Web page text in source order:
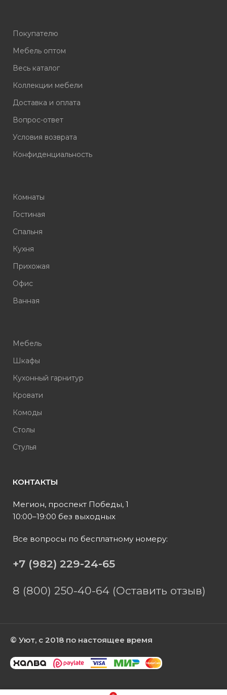
Покупателю
Мебель оптом
Весь каталог
Коллекции мебели
Доставка и оплата
Вопрос-ответ
Условия возврата
Конфиденциальность
Комнаты
Гостиная
Спальня
Кухня
Прихожая
Офис
Ванная
Мебель
Шкафы
Кухонный гарнитур
Кровати
Комоды
Столы
Стулья
КОНТАКТЫ
Мегион, проспект Победы, 1
10:00–19:00 без выходных
Все вопросы по бесплатному номеру:
+7 (982) 229-24-65
8 (800) 250-40-64 (Оставить отзыв)
© Уют, с 2018 по настоящее время